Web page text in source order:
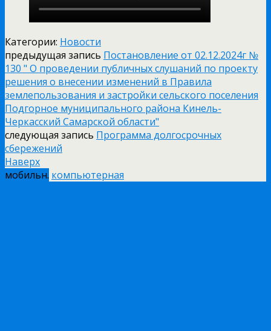
Категории: Новости
предыдущая запись Постановление от 02.12.2024г №
130 " О проведении публичных слушаний по проекту
решения о внесении изменений в Правила
землепользования и застройки сельского поселения
Подгорное муниципального района Кинель-
Черкасский Самарской области"
следующая запись Программа долгосрочных
сбережений
Наверх
мобильн. компьютерная